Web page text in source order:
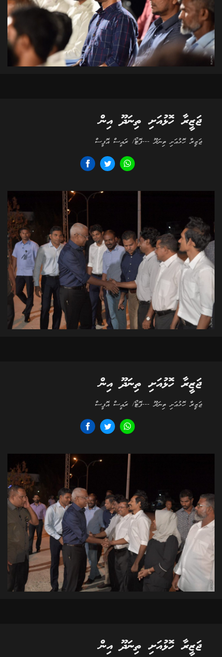
ޖަޒީރާ ހޮޅުއަށި ތިނަދޫ އިން
ޖަޒީރާ ހޮޅުއަށި ތިނަދޫ ---ފޮޓޯ/ ރައީސް އޮފީސް
ޖަޒީރާ ހޮޅުއަށި ތިނަދޫ އިން
ޖަޒީރާ ހޮޅުއަށި ތިނަދޫ ---ފޮޓޯ/ ރައީސް އޮފީސް
ޖަޒީރާ ހޮޅުއަށި ތިނަދޫ އިން